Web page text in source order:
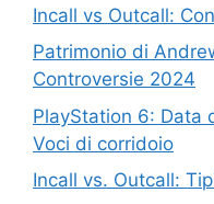
Incall vs Outcall:
Patrimonio di
Controversie 2024
PlayStation 6: Data
Voci di corridoio
Incall vs. Outcall: